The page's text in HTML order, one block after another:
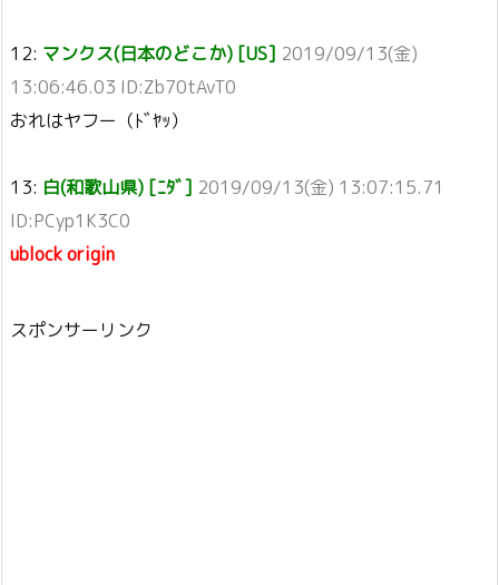
12: マンクス(日本のどこか) [US] 2019/09/13(金)
13:06:46.03 ID:Zb70tAvT0
おれはヤフー（ﾄﾞﾔｯ）
13: 白(和歌山県) [ﾆﾀﾞ] 2019/09/13(金) 13:07:15.71
ID:PCyp1K3C0
ublock origin
スポンサーリンク